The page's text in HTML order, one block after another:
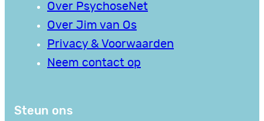
Over PsychoseNet
Over Jim van Os
Privacy & Voorwaarden
Neem contact op
Steun ons